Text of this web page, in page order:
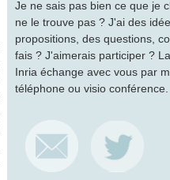
Je ne sais pas bien ce que je
ne le trouve pas ? J'ai des
propositions, des questions,
fais ? J'aimerais participer ?
Inria échange avec vous par
téléphone ou visio conférence.